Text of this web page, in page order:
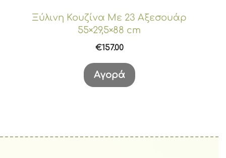
Ξύλινη Κουζίνα Με 23 Αξεσουάρ
55×29,5×88 cm
€157.00
Αγορά